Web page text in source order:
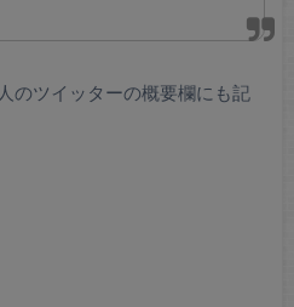
のツイッターの概要欄にも記